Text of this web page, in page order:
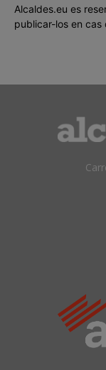
Alcaldes.eu es
publicar-los en cas